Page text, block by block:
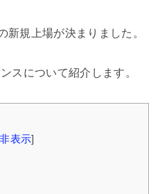
新規上場が決まりました。
スについて紹介します。
非表示]